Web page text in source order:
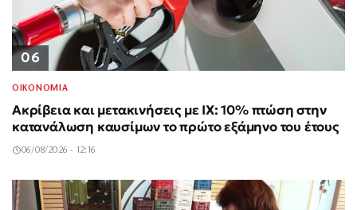
06
ΟΙΚΟΝΟΜΙΑ
Ακρίβεια και μετακινήσεις με ΙΧ: 10% πτώση στην
κατανάλωση καυσίμων το πρώτο εξάμηνο του έτους
06/08/2026 - 12:16